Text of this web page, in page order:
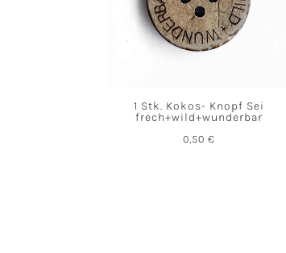
1 Stk. Kokos- Knopf Sei
frech+wild+wunderbar
0,50 €